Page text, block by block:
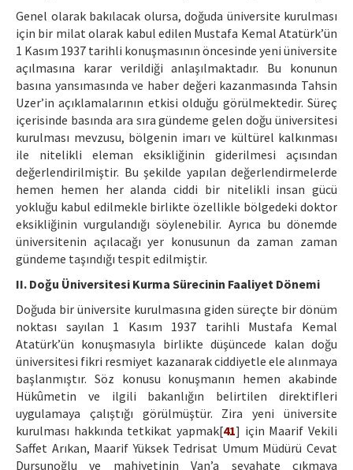
Genel olarak bakılacak olursa, doğuda üniversite kurulması
için bir milat olarak kabul edilen Mustafa Kemal Atatürk’ün
1 Kasım 1937 tarihli konuşmasının öncesinde yeni üniversite
açılmasına karar verildiği anlaşılmaktadır. Bu konunun
basına yansımasında ve haber değeri kazanmasında Tahsin
Uzer’in açıklamalarının etkisi olduğu görülmektedir. Süreç
içerisinde basında ara sıra gündeme gelen doğu üniversitesi
kurulması mevzusu, bölgenin imarı ve kültürel kalkınması
ile nitelikli eleman eksikliğinin giderilmesi açısından
değerlendirilmiştir. Bu şekilde yapılan değerlendirmelerde
hemen hemen her alanda ciddi bir nitelikli insan gücü
yokluğu kabul edilmekle birlikte özellikle bölgedeki doktor
eksikliğinin vurgulandığı söylenebilir. Ayrıca bu dönemde
üniversitenin açılacağı yer konusunun da zaman zaman
gündeme taşındığı tespit edilmiştir.
II. Doğu Üniversitesi Kurma Sürecinin Faaliyet Dönemi
Doğuda bir üniversite kurulmasına giden süreçte bir dönüm
noktası sayılan 1 Kasım 1937 tarihli Mustafa Kemal
Atatürk’ün konuşmasıyla birlikte düşüncede kalan doğu
üniversitesi fikri resmiyet kazanarak ciddiyetle ele alınmaya
başlanmıştır. Söz konusu konuşmanın hemen akabinde
Hükûmetin ve ilgili bakanlığın belirtilen direktifleri
uygulamaya çalıştığı görülmüştür. Zira yeni üniversite
kurulması hakkında tetkikat yapmak[41] için Maarif Vekili
Saffet Arıkan, Maarif Yüksek Tedrisat Umum Müdürü Cevat
Dursunoğlu ve mahiyetinin Van’a seyahate çıkmaya